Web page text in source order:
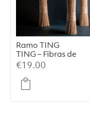
Ramo TING
TING – Fibras de
Palma Natural
Blanqueadas
(60 cm)
€19.00